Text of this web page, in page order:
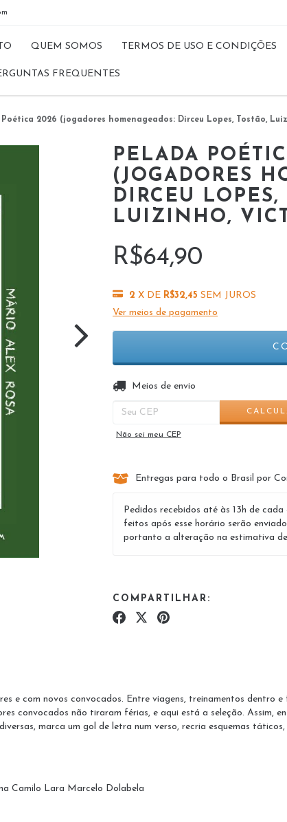
QUEM SOMOS TERMOS DE USO E CONDIÇÕES
FREQUENTES
Poética 2026 (jogadores homenageados: Dirceu Lopes, Tostão,
PELADA
(JOGADORES
DIRCEU LOPES,
LUIZINHO,
R$64,90
2 X DE R$32,45 SEM JUROS
Ver meios de pagamento
Entregas para o CEP:
Meios de envio
Não sei meu CEP
Entregas para todo o Brasil por
Pedidos recebidos até às 13h de
feitos após esse horário serão
portanto a alteração na estimativa
COMPARTILHAR:
e com novos convocados. Entre viagens, treinamentos dentro
convocados não tiraram férias, e aqui está a seleção. Assim,
marca um gol de letra num verso, recria esquemas
Camilo Lara Marcelo Dolabela